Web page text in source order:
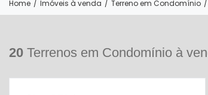
Home / Imóveis à venda / Terreno em Condomínio /
20 Terrenos em Condomínio à